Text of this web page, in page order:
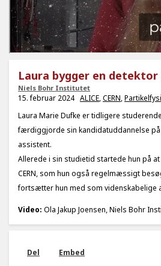
Laura bygger en detektor
Niels Bohr Institutet
15. februar 2024 ALICE,CERN,
Laura Marie Dufke er tidligere
færdiggjorde sin kandidatuddannelse
assistent.
Allerede i sin studietid startede hun på
CERN, som hun også regelmæssigt
fortsætter hun med som videnskabelige
Video: Ola Jakup Joensen, Niels Bohr
Del Embed